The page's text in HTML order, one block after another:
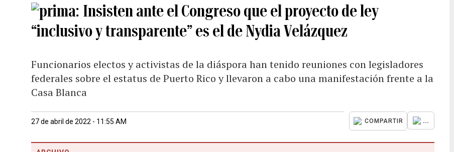
Insisten ante el Congreso que el proyecto de ley
“inclusivo y transparente” es el de Nydia Velázquez
Funcionarios electos y activistas de la diáspora han tenido reuniones con legisladores
federales sobre el estatus de Puerto Rico y llevaron a cabo una manifestación frente a la
Casa Blanca
27 de abril de 2022 - 11:55 AM COMPARTIR ...